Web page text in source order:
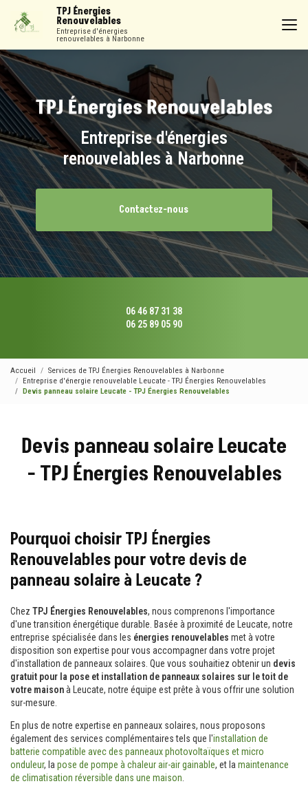
contenu
TPJ Énergies
Renouvelables
Entreprise d'énergies
renouvelables à Narbonne
Entreprise d'énergies
renouvelables à Narbonne
Contactez-nous
06 46 87 31 38
06 25 89 05 90
Accueil
Services de TPJ Énergies Renouvelables à Narbonne
Entreprise d'énergie renouvelable Leucate - TPJ Énergies Renouvelables
Devis panneau solaire Leucate - TPJ Énergies Renouvelables
Devis panneau solaire Leucate
- TPJ Énergies Renouvelables
Pourquoi choisir TPJ Énergies
Renouvelables pour votre devis de
panneau solaire à Leucate ?
Chez TPJ Énergies Renouvelables, nous comprenons l'importance
d'une transition énergétique durable. Basée à proximité de Leucate, notre
entreprise spécialisée dans les énergies renouvelables met à votre
disposition son expertise pour vous accompagner dans votre projet
d'installation de panneaux solaires. Que vous souhaitiez obtenir un devis
gratuit pour la pose et installation de panneaux solaires sur le toit de
votre maisonà Leucate, notre équipe est prête à vous offrir une solution
sur-mesure.
En plus de notre expertise en panneaux solaires, nous proposons
également des services complémentaires tels que l'installation de
batterie compatible avec des panneaux photovoltaïques et micro
onduleur, la pose de pompe à chaleur air-air gainable, et la maintenance
de climatisation réversible dans une maison